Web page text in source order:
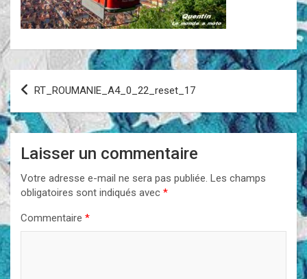
Navigation
de
l’article
RT_ROUMANIE_A4_0_22_reset_17
Laisser un commentaire
Votre adresse e-mail ne sera pas publiée. Les champs
obligatoires sont indiqués avec *
Commentaire *